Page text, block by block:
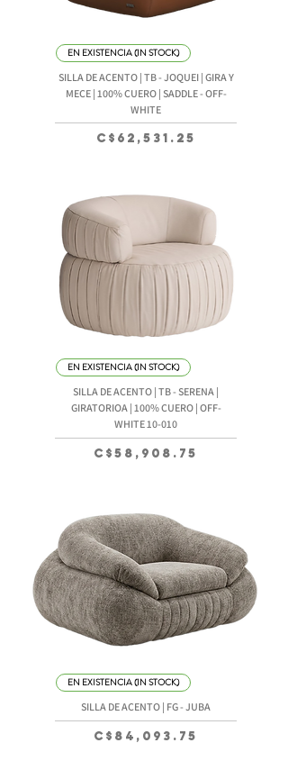
EN EXISTENCIA (IN STOCK)
SILLA DE ACENTO | TB - JOQUEI | GIRA Y
MECE | 100% CUERO | SADDLE - OFF-
WHITE
Precio
C$62,531.25
EN EXISTENCIA (IN STOCK)
SILLA DE ACENTO | TB - SERENA |
GIRATORIOA | 100% CUERO | OFF-
WHITE 10-010
Precio
C$58,908.75
EN EXISTENCIA (IN STOCK)
SILLA DE ACENTO | FG - JUBA
Precio
C$84,093.75